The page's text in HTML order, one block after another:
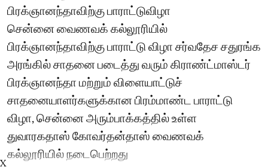
பிரக்ஞானந்தாவிற்கு பாராட்டுவிழா
சென்னை வைணவக் கல்லூரியில்
பிரக்ஞானந்தாவிற்கு பாராட்டு விழா சர்வதேச சதுரங்க
அரங்கில் சாதனை படைத்து வரும் கிராண்ட்மாஸ்டர்
பிரக்ஞானந்தா மற்றும் விளையாட்டுச்
சாதனையாளர்களுக்கான பிரம்மாண்ட பாராட்டு
விழா, சென்னை அரும்பாக்கத்தில் உள்ள
துவாரகதாஸ் கோவர்தன்தாஸ் வைணவக்
கல்லூரியில் நடைபெற்றது
X